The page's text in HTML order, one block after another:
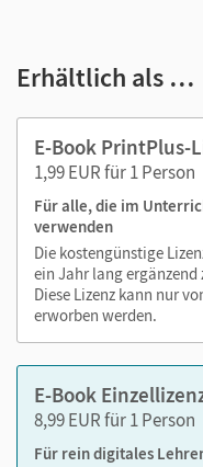
Lernen:
Notizen erstellen
Markierungen
Text ergänzen
Lesezeichen
Suchen im Text
Zoomen
Erhältlich als …
E-Book PrintPlus-
1,99 EUR für 1 Person
Für alle, die im
verwenden
Die kostengünstige
ein Jahr lang
Diese Lizenz kann nur
erworben werden.
E-Book
8,99 EUR für 1 Person
Für rein digitales